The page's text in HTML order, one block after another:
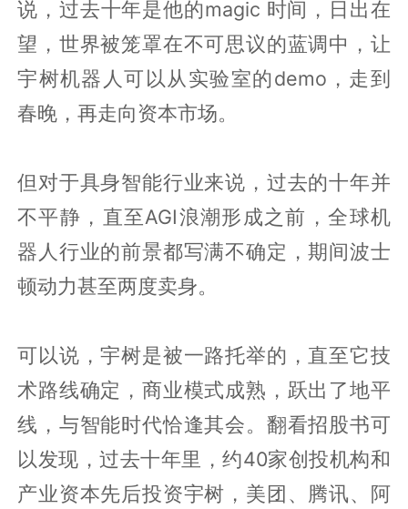
说，过去十年是他的magic 时间，日出在
望，世界被笼罩在不可思议的蓝调中，让
宇树机器人可以从实验室的demo，走到
春晚，再走向资本市场。
但对于具身智能行业来说，过去的十年并
不平静，直至AGI浪潮形成之前，全球机
器人行业的前景都写满不确定，期间波士
顿动力甚至两度卖身。
可以说，宇树是被一路托举的，直至它技
术路线确定，商业模式成熟，跃出了地平
线，与智能时代恰逢其会。翻看招股书可
以发现，过去十年里，约40家创投机构和
产业资本先后投资宇树，美团、腾讯、阿